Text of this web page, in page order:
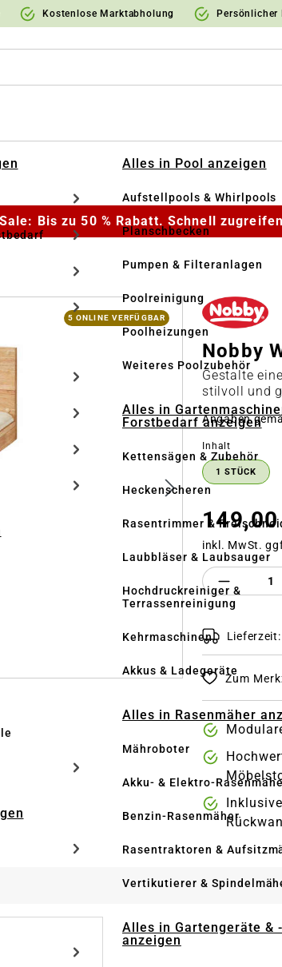
Kostenlose Marktabholung Persönlicher
Alles in Pool anzeigen
Aufstellpools & Whirlpools
Planschbecken
Pumpen & Filteranlagen
Poolreinigung
Poolheizungen
Weiteres Poolzubehör
Alles in
Forstbedarf anzeigen
Kettensägen & Zubehör
Heckenscheren
Rasentrimmer &
Laubbläser & Laubsauger
Hochdruckreiniger &
Terrassenreinigung
Kehrmaschinen
Akkus & Ladegeräte
Alles in Rasenmäher
Mähroboter
Akku- & Elektro-
Benzin-Rasenmäher
Rasentraktoren &
Vertikutierer &
Alles in Gartengeräte &
anzeigen
Bis zu 50 % Rabatt. Schnell
5 ONLINE VERFÜGBAR
Nobby
Gestalte
stilvoll und
Angaben
Inhalt
1 STÜCK
inkl. MwSt.
Produkt
Zum